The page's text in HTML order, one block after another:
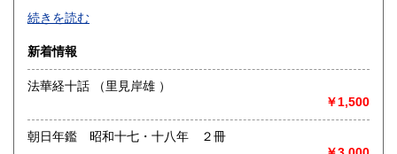
山口県
1,780円 1,780円
2,020円
佐賀県 2,020円 長崎県 2,020円
日本唯一の将棋と囲碁の専門店！
〇事務所営業（店舗は御座いません）
最寄駅：-
営業時間：11:00～18:00
続きを読む
新着情報
法華経十話 （里見岸雄 ）
￥1,500
朝日年鑑 昭和十七・十八年 ２冊